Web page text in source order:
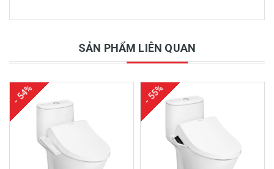
SẢN PHẨM LIÊN QUAN
- 54% - 55%